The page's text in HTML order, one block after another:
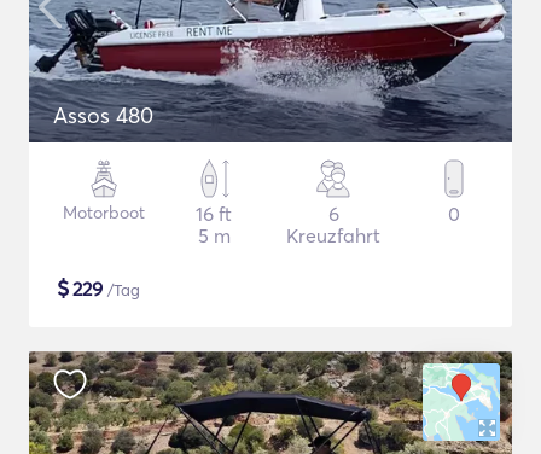
Assos 480
Motorboot
16 ft
5 m
6
Kreuzfahrt
0
$229 /Tag